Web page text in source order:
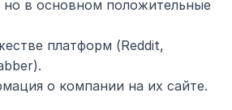
но в основном положительные
платформ (Reddit,
о компании на их сайте.